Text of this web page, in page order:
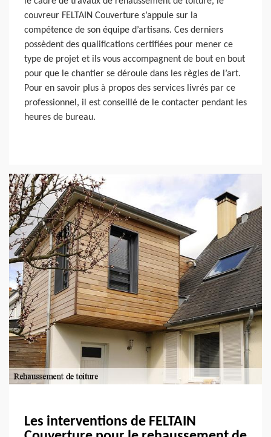
couvreur FELTAIN Couverture s’appuie sur la
compétence de son équipe d’artisans. Ces derniers
possèdent des qualifications certifiées pour mener ce
type de projet et ils vous accompagnent de bout en bout
pour que le chantier se déroule dans les règles de l’art.
Pour en savoir plus à propos des services livrés par ce
professionnel, il est conseillé de le contacter pendant les
heures de bureau.
Les interventions de FELTAIN